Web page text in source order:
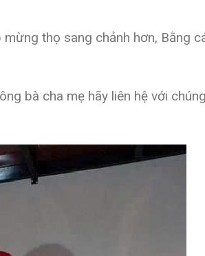
thọ sang chảnh hơn, Bằng
bà cha mẹ hãy liên hệ với